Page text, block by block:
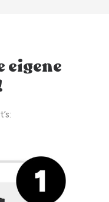
eigene